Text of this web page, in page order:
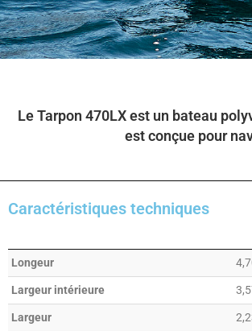
Le Tarpon 470LXest un bateau
est conçue pour
Caractéristiques techniques
Longeur
Largeur intérieure
Largeur